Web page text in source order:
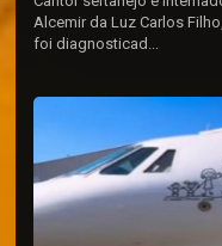
Alcemir da Luz Carlos
foi diagnosticad...